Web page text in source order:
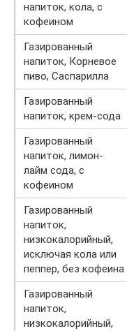
напиток, кола, с
кофеином
Газированный
напиток, Корневое
пиво, Саспарилла
Газированный
напиток, крем-сода
Газированный
напиток, лимон-
лайм сода, с
кофеином
Газированный
напиток,
низкокалорийный,
исключая кола или
пеппер, без кофеина
Газированный
напиток,
низкокалорийный,